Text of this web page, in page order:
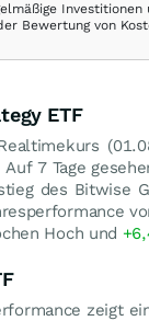
Bewertung von
ETF
(
7 Tage
des Bitwise
Hoch und
zeigt